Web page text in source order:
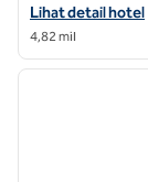
Lihat detail hotel
Lihat detail hotel
4,82 mil
1 dari 12